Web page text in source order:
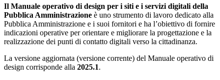
Il Manuale operativo di design per i siti e i servizi digitali della
Pubblica Amministrazione è uno strumento di lavoro dedicato alla
Pubblica Amministrazione e i suoi fornitori e ha l’obiettivo di fornire
indicazioni operative per orientare e migliorare la progettazione e la
realizzazione dei punti di contatto digitali verso la cittadinanza.
La versione aggiornata (versione corrente) del Manuale operativo di
design corrisponde alla 2025.1.